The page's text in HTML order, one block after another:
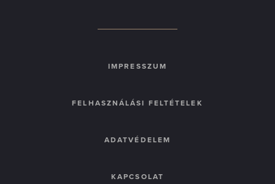
IMPRESSZUM
FELHASZNÁLÁSI FELTÉTELEK
ADATVÉDELEM
KAPCSOLAT